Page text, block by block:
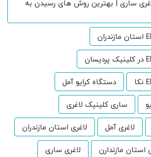
ساری | بهترین روش های رسیدن به
دستگاه کرایو آمل
ساری کلینیک لاغری
لاغری آمل
لاغری استان مازندران
مازندارن
لاغری ساری